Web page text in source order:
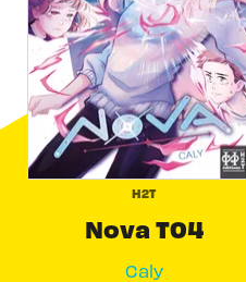
H2T
Nova T04
Caly